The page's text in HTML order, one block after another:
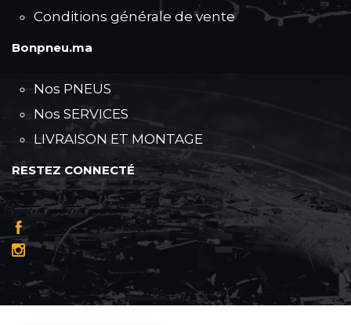
Conditions générale de vente
Bonpneu.ma
Nos PNEUS
Nos SERVICES
LIVRAISON ET MONTAGE
RESTEZ CONNECTÉ